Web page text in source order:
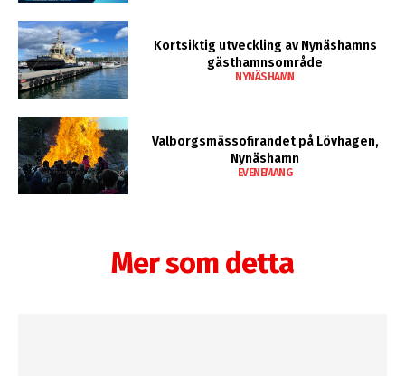
Kortsiktig utveckling av Nynäshamns
gästhamnsområde
NYNÄSHAMN
Valborgsmässofirandet på Lövhagen,
Nynäshamn
EVENEMANG
Mer som detta